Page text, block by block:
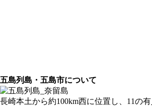
五島列島・五島市について
長崎本土から約100km西に位置し、11の